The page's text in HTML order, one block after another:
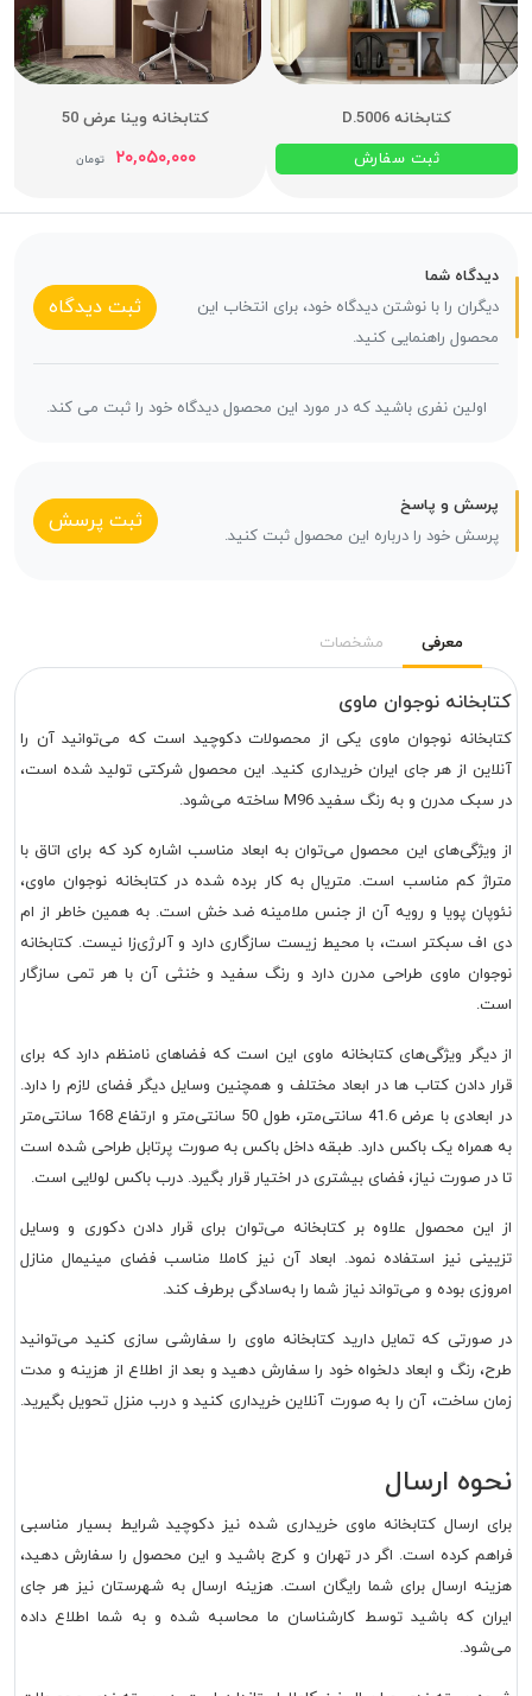
کتابخانه D.5006
ثبت سفارش
کتابخانه وینا عرض 50
۲۰,۰۵۰,۰۰۰ تومان
دیدگاه شما
دیگران را با نوشتن دیدگاه خود، برای انتخاب این
محصول راهنمایی کنید.
ثبت دیدگاه
اولین نفری باشید که در مورد این محصول دیدگاه خود را ثبت می کند.
پرسش و پاسخ
پرسش خود را درباره این محصول ثبت کنید.
ثبت پرسش
معرفی مشخصات
کتابخانه نوجوان ماوی
کتابخانه نوجوان ماوی یکی از محصولات دکوچید است که می‌توانید آن را
آنلاین از هر جای ایران خریداری کنید. این محصول شرکتی تولید شده است،
در سبک مدرن و به رنگ سفید M96 ساخته می‌شود.
از ویژگی‌های این محصول می‌توان به ابعاد مناسب اشاره کرد که برای اتاق با
متراژ کم مناسب است. متریال به کار برده شده در کتابخانه نوجوان ماوی،
نئوپان پویا و رویه آن از جنس ملامینه ضد خش است. به همین خاطر از ام
دی اف سبکتر است، با محیط زیست سازگاری دارد و آلرژی‌زا نیست. کتابخانه
نوجوان ماوی طراحی مدرن دارد و رنگ سفید و خنثی آن با هر تمی سازگار
است.
از دیگر ویژگی‌های کتابخانه ماوی این است که فضاهای نامنظم دارد که برای
قرار دادن کتاب ها در ابعاد مختلف و همچنین وسایل دیگر فضای لازم را دارد.
در ابعادی با عرض 41.6 سانتی‌متر، طول 50 سانتی‌متر و ارتفاع 168 سانتی‌متر
به همراه یک باکس دارد. طبقه داخل باکس به صورت پرتابل طراحی شده است
تا در صورت نیاز، فضای بیشتری در اختیار قرار بگیرد. درب باکس لولایی است.
از این محصول علاوه بر کتابخانه می‌توان برای قرار دادن دکوری و وسایل
تزیینی نیز استفاده نمود. ابعاد آن نیز کاملا مناسب فضای مینیمال منازل
امروزی بوده و می‌تواند نیاز شما را به‌سادگی برطرف کند.
در صورتی که تمایل دارید کتابخانه ماوی را سفارشی سازی کنید می‌توانید
طرح، رنگ و ابعاد دلخواه خود را سفارش دهید و بعد از اطلاع از هزینه و مدت
زمان ساخت، آن را به صورت آنلاین خریداری کنید و درب منزل تحویل بگیرید.
نحوه ارسال
برای ارسال کتابخانه ماوی خریداری شده نیز دکوچید شرایط بسیار مناسبی
فراهم کرده است. اگر در تهران و کرج باشید و این محصول را سفارش دهید،
هزینه ارسال برای شما رایگان است. هزینه ارسال به شهرستان نیز هر جای
ایران که باشید توسط کارشناسان ما محاسبه شده و به شما اطلاع داده
می‌شود.